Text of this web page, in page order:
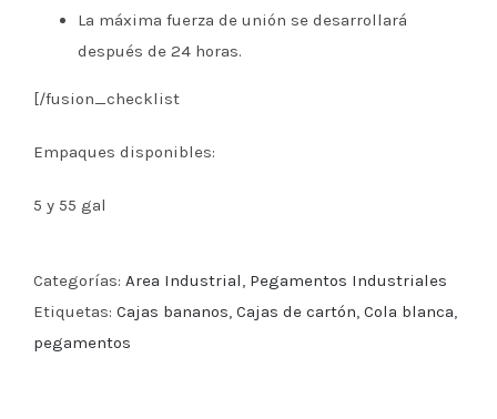
La máxima fuerza de unión se desarrollará
después de 24 horas.
[/fusion_checklist
Empaques disponibles:
5 y 55 gal
Categorías: Area Industrial Pegamentos Industriales
Etiquetas: Cajas bananos Cajas de cartón Cola blanca
pegamentos